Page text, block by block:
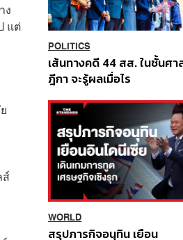
ง
แต่
ส์
POLITICS
เส้นทางคดี 44 สส. ในชั้นศา
ฎีกา จะรู้ผลเมื่อไร
WORLD
สรุปภารกิจอนุทิน เยือน